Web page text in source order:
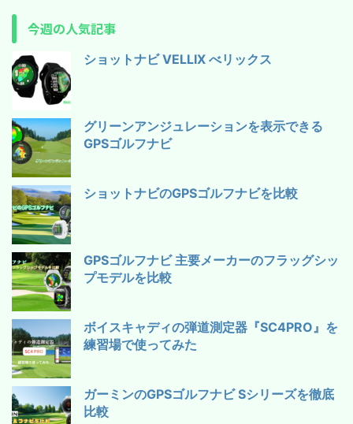
今週の人気記事
ショットナビ VELLIX べリックス
グリーンアンジュレーションを表示できる
GPSゴルフナビ
ショットナビのGPSゴルフナビを比較
GPSゴルフナビ 主要メーカーのフラッグシッ
プモデルを比較
ボイスキャディの弾道測定器『SC4PRO』を
練習場で使ってみた
ガーミンのGPSゴルフナビ Sシリーズを徹底
比較